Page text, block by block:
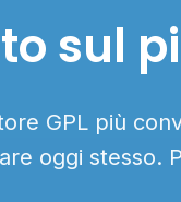
sul
GPL più
oggi stesso.